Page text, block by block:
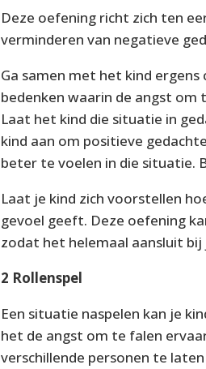
Deze oefening richt zich ten
verminderen van negatieve
Ga samen met het kind
bedenken waarin de angst
Laat het kind die situatie in
kind aan om positieve
beter te voelen in die situatie.
Laat je kind zich voorstellen
gevoel geeft. Deze oefening
zodat het helemaal aansluit bij
2 Rollenspel
Een situatie naspelen kan je
het de angst om te falen
verschillende personen te